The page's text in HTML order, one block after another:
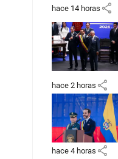
hace 14 horas share
hace 2 horas share
hace 4 horas share